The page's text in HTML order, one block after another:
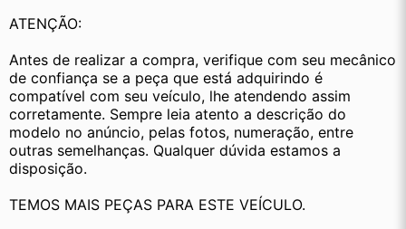
ATENÇÃO:
Antes de realizar a compra, verifique com seu mecânico
de confiança se a peça que está adquirindo é
compatível com seu veículo, lhe atendendo assim
corretamente. Sempre leia atento a descrição do
modelo no anúncio, pelas fotos, numeração, entre
outras semelhanças. Qualquer dúvida estamos a
disposição.
TEMOS MAIS PEÇAS PARA ESTE VEÍCULO.